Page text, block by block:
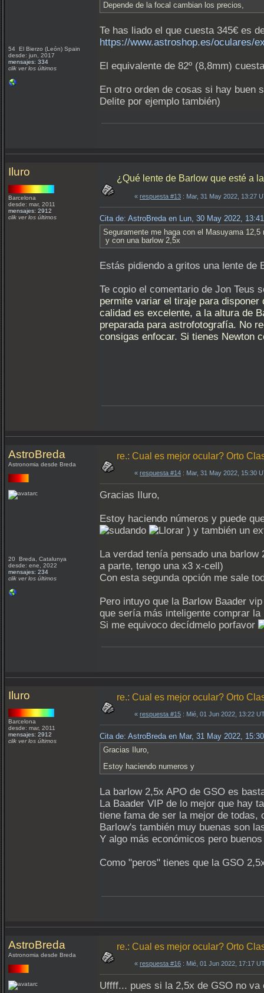
54 El Bierzo (León) Spain
desde: jun, 2017
mensajes: 334
clik ver los últimos
Depende de la focal cambian los precios,
Te has liado el que cuesta 345€ es
https://www.astroshop.es/oculares/
El equivalente de 82º (8,8mm)
En otro orden de cosas si hay buen
Delite por ejemplo también)
Iluro
Barcelona
desde: mar, 2011
mensajes: 2912
clik ver los últimos
¿Qué lente de Barlow que esté a
« respuesta #13 : Mar, 31 May 2022, 13:27
Cita de: AstroBreda en Lun, 30 May 2022,
Seguramente me haga con el Masuyama 12,5
y con una barlow 2,5x
Estás pidiendo a gritos una lente de
Te copio el comentario de Jon Teus
permite variar el tiraje para
calidad es excelente, a la altura de
preparada para astrofotografía. No
consigas enfocar. Si tienes Newton
AstroBreda
Astronomia desde Breda
20 Breda, Catalunya
desde: ene, 2022
mensajes: 234
clik ver los últimos
re.: Cual es mejor ocular? Orto
« respuesta #14 : Mar, 31 May 2022, 15:30
Gracias Iluro,
Estoy haciendo números y puede
) y también un
La verdad tenía pensado una
a parte, tengo una x3 x-cell)
Con esta segunda opción me sale
Pero intuyo que la Barlow Baader
que sería más inteligente comprar
Si me equivoco decídmelo porfavor
Iluro
Barcelona
desde: mar, 2011
mensajes: 2912
clik ver los últimos
re.: Cual es mejor ocular? Orto
« respuesta #15 : Mié, 01 Jun 2022, 13:22
Cita de: AstroBreda en Mar, 31 May 2022,
Gracias Iluro,
Estoy haciendo numeros y
La barlow 2,5x APO de GSO es
La Baader VIP de lo mejor que hay
tiene fama de ser la mejor de todas,
Barlow's también muy buenas son
Y algo más económicos pero
Como "peros" tienes que la GSO
AstroBreda
Astronomia desde Breda
re.: Cual es mejor ocular? Orto
« respuesta #16 : Mié, 01 Jun 2022, 17:17
Uffff... pues si la 2,5x de GSO no